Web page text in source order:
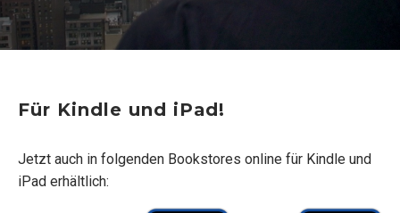
Für Kindle und iPad!
Jetzt auch in folgenden Bookstores online für Kindle und
iPad erhältlich: